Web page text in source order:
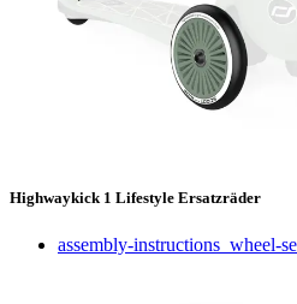
Highwaykick 1 Lifestyle Ersatzräder
assembly-instructions_wheel-